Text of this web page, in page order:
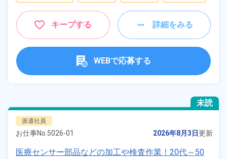
キープする 詳細をみる
WEBで応募する
未読
派遣社員
お仕事No. 5026-01 2026年8月3日更新
医療センサー部品などの加工や検査作業！20代～50